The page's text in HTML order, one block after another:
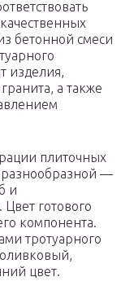
бетонной смеси
изделия,
а также
плиточных
разнообразной —
и
готового
компонента.
тротуарного
цвет.